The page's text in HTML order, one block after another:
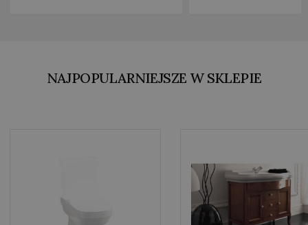
NAJPOPULARNIEJSZE W SKLEPIE